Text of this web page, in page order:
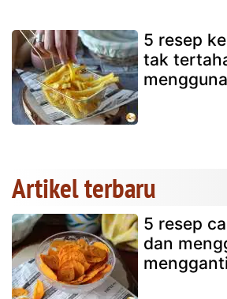
5 resep
tak
Artikel terbaru
5 resep
dan